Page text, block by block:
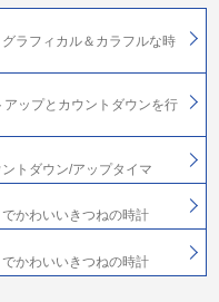
ラフィカル＆カラフルな時
ップとカウントダウンを行
トダウン/アップタイマ
かわいいきつねの時計
かわいいきつねの時計